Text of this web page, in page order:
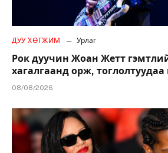
ДУУ ХӨГЖИМ Урлаг
Рок дуучин Жоан Жетт
хагалгаанд орж,
08/08/2026